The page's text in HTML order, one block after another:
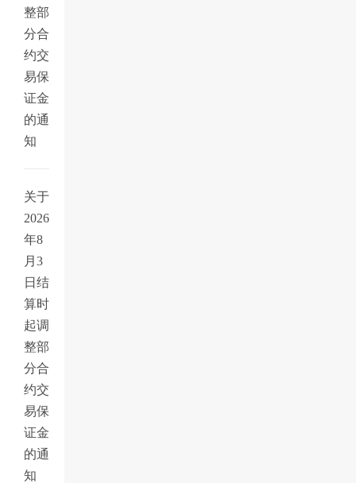
整部
分合
约交
易保
证金
的通
知
关于
2026
年8
月3
日结
算时
起调
整部
分合
约交
易保
证金
的通
知